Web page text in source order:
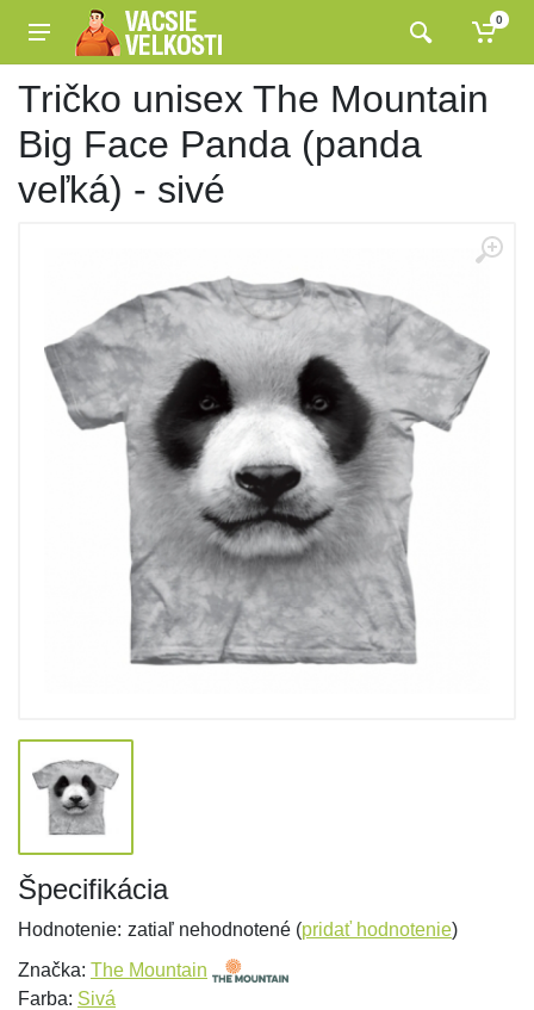
0
Tričko unisex The Mountain
Big Face Panda (panda
veľká) - sivé
Špecifikácia
Hodnotenie: zatiaľ nehodnotené (pridať hodnotenie)
Značka: The Mountain
Farba: Sivá